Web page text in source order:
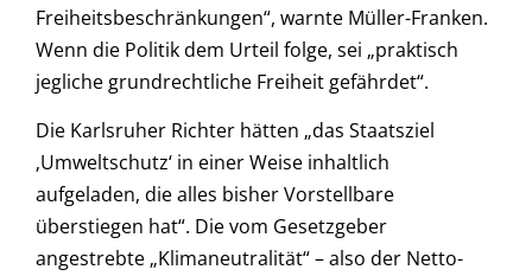
Freiheitsbeschränkungen“, warnte Müller-Franken.
Wenn die Politik dem Urteil folge, sei „praktisch
jegliche grundrechtliche Freiheit gefährdet“.
Die Karlsruher Richter hätten „das Staatsziel
‚Umweltschutz‘ in einer Weise inhaltlich
aufgeladen, die alles bisher Vorstellbare
überstiegen hat“. Die vom Gesetzgeber
angestrebte „Klimaneutralität“ – also der Netto-